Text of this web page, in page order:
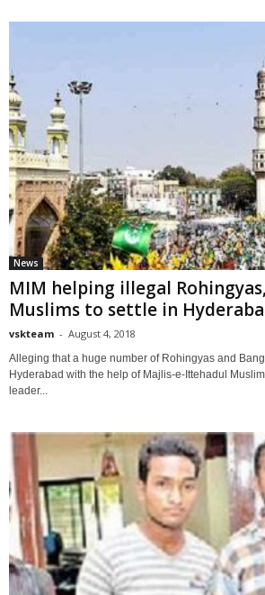
News
MIM helping illegal
Muslims to settle in
vskteam - August 4, 2018
Alleging that a huge number of Rohingyas and
Hyderabad with the help of Majlis-e-Ittehadul
leader...